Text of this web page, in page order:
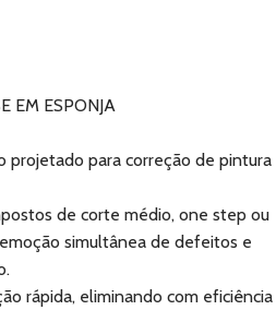
EM ESPONJA
projetado para correção de pintura
de corte médio, one step ou
simultânea de defeitos e
rápida, eliminando com eficiência